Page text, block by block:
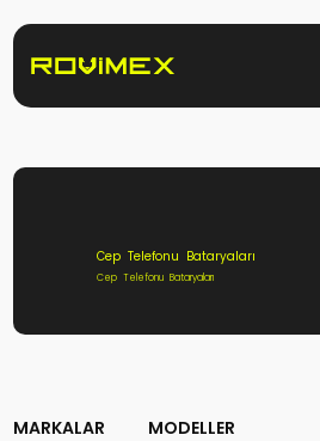
Cep Telefonu Bataryaları
Cep Telefonu Bataryaları
MARKALAR MODELLER